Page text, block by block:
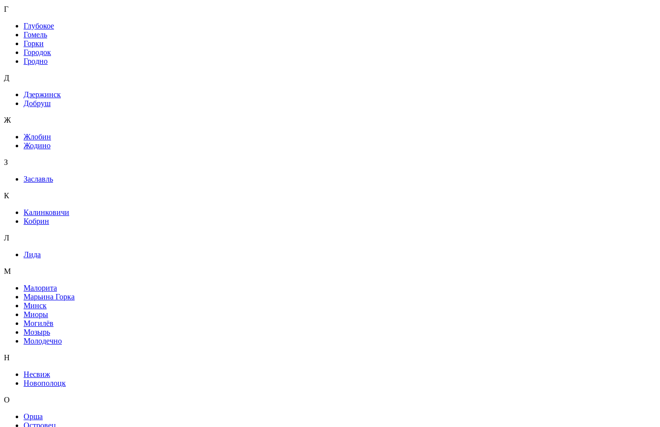
Г
Глубокое
Гомель
Горки
Городок
Гродно
Д
Дзержинск
Добруш
Ж
Жлобин
Жодино
З
Заславль
К
Калинковичи
Кобрин
Л
Лида
М
Малорита
Марьина Горка
Минск
Миоры
Могилёв
Мозырь
Молодечно
Н
Несвиж
Новополоцк
О
Орша
Островец